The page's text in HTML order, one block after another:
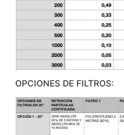
OPCIONES DE FILTROS: